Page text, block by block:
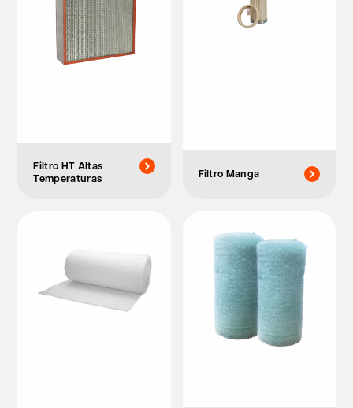
Filtro HT Altas
Temperaturas
Filtro Manga